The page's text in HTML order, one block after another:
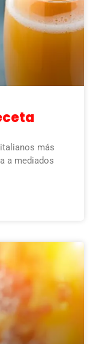
más
a mediados